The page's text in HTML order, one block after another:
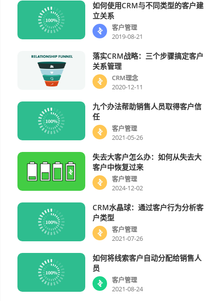
如何使用CRM与不同类型的客户建
立关系
客户管理
2019-08-21
CRM理念
落实CRM战略：三个步骤搞定客户
关系管理
CRM理念
2020-12-11
九个办法帮助销售人员取得客户信
任
客户管理
2021-05-26
失去大客户怎么办：如何从失去大
客户中恢复过来
客户管理
2024-12-02
CRM水晶球：通过客户行为分析客
户类型
客户管理
2021-07-26
如何将线索客户自动分配给销售人
员
客户管理
2021-08-24